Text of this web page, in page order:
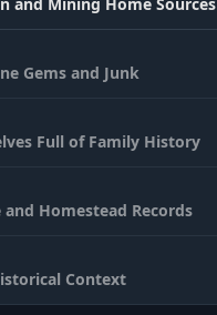
and Mining Home Sources
Gems and Junk
Full of Family History
Homestead Records
Context